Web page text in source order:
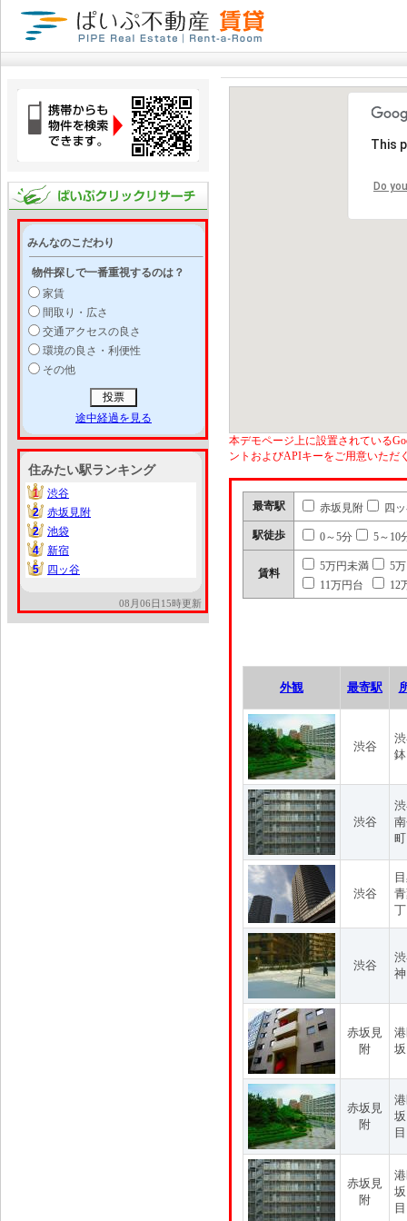
みんなのこだわり
物件探しで一番重視するのは？
家賃
間取り・広さ
交通アクセスの良さ
環境の良さ・利便性
その他
途中経過を見る
住みたい駅ランキング
1
1
渋谷
2
2
赤坂見附
2
2
池袋
4
4
新宿
5
5 四ッ谷
08月06日15時更新
This
Do
本デモページ上に設置されている
ントおよびAPIキーをご用意いただ
最寄駅 赤坂見附 四
駅徒歩 0～5分 5～10
賃料
5万円未満
5
11万円台
12
外観 最寄駅
渋谷
渋谷
渋谷
渋谷
赤坂見
附
赤坂見
附
目
赤坂見
附
目